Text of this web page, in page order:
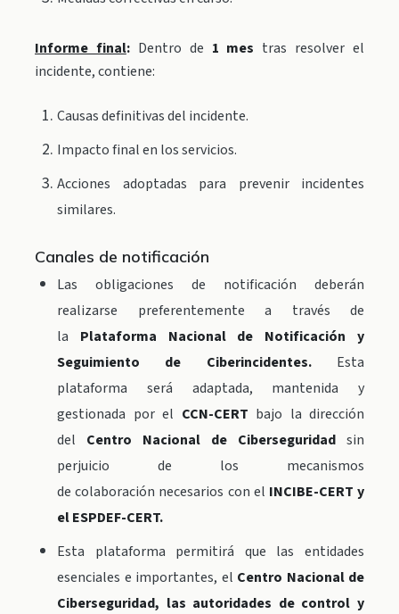
Informe final:Dentro de 1 mes tras resolver el
incidente, contiene:
Causas definitivas del incidente.
Impacto final en los servicios.
Acciones adoptadas para prevenir incidentes
similares.
Canales de notificación
Las obligaciones de notificación deberán
realizarse preferentemente a través de
la Plataforma Nacional de Notificación y
Seguimiento de Ciberincidentes.Esta
plataforma será adaptada, mantenida y
gestionada por el CCN-CERT bajo la dirección
del Centro Nacional de Ciberseguridad sin
perjuicio de los mecanismos
de colaboración necesarios con el INCIBE-CERT y
el ESPDEF-CERT.
Esta plataforma permitirá que las entidades
esenciales e importantes, el Centro Nacional de
Ciberseguridad, las autoridades de control y